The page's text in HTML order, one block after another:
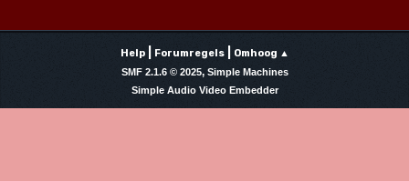
Help| Forumregels| Omhoog ▲
SMF 2.1.6 © 2025, Simple Machines
Simple Audio Video Embedder